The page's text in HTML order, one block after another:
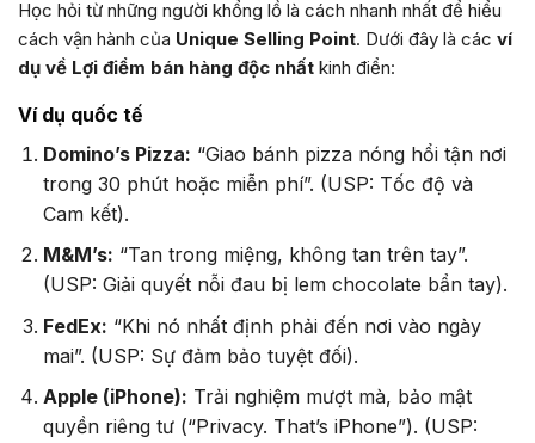
Học hỏi từ những người khổng lồ là cách nhanh nhất để hiểu
cách vận hành của Unique Selling Point. Dưới đây là các ví
dụ về Lợi điểm bán hàng độc nhất kinh điển:
Ví dụ quốc tế
Domino’s Pizza: “Giao bánh pizza nóng hổi tận nơi
trong 30 phút hoặc miễn phí”. (USP: Tốc độ và
Cam kết).
M&M’s: “Tan trong miệng, không tan trên tay”.
(USP: Giải quyết nỗi đau bị lem chocolate bẩn tay).
FedEx: “Khi nó nhất định phải đến nơi vào ngày
mai”. (USP: Sự đảm bảo tuyệt đối).
Apple (iPhone): Trải nghiệm mượt mà, bảo mật
quyền riêng tư (“Privacy. That’s iPhone”). (USP: